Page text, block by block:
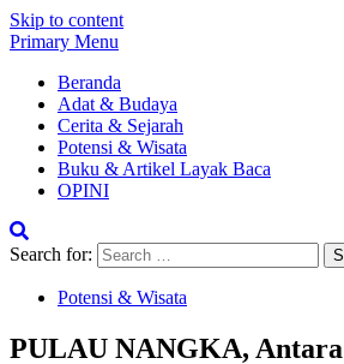
Skip to content
Primary Menu
Beranda
Adat & Budaya
Cerita & Sejarah
Potensi & Wisata
Buku & Artikel Layak Baca
OPINI
Search for:
Potensi & Wisata
PULAU NANGKA, Antara